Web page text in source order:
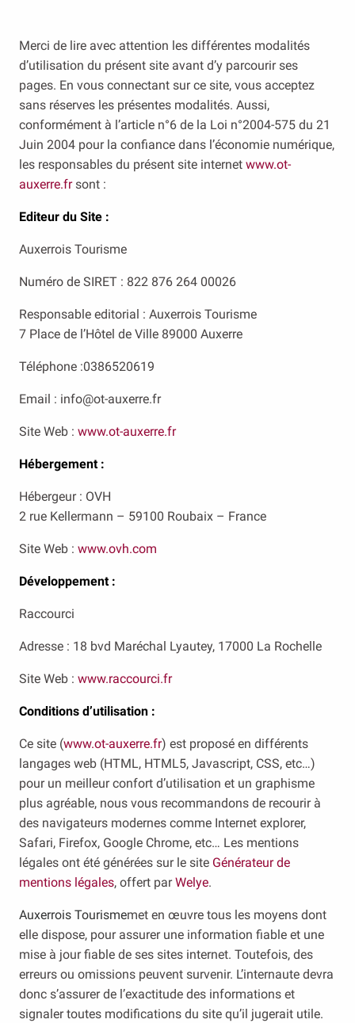
Merci de lire avec attention les différentes modalités
d’utilisation du présent site avant d’y parcourir ses
pages. En vous connectant sur ce site, vous acceptez
sans réserves les présentes modalités. Aussi,
conformément à l’article n°6 de la Loi n°2004-575 du 21
Juin 2004 pour la confiance dans l’économie numérique,
les responsables du présent site internet www.ot-
auxerre.frsont :
Editeur du Site :
Auxerrois Tourisme
Numéro de SIRET : 822 876 264 00026
Responsable editorial : Auxerrois Tourisme
7 Place de l’Hôtel de Ville 89000 Auxerre
Téléphone :0386520619
Email : info@ot-auxerre.fr
Site Web : www.ot-auxerre.fr
Hébergement :
Hébergeur : OVH
2 rue Kellermann – 59100 Roubaix – France
Site Web : www.ovh.com
Développement:
Raccourci
Adresse : 18 bvd Maréchal Lyautey, 17000 La Rochelle
Site Web : www.raccourci.fr
Conditions d’utilisation :
Ce site (www.ot-auxerre.fr) est proposé en différents
langages web (HTML, HTML5, Javascript, CSS, etc…)
pour un meilleur confort d’utilisation et un graphisme
plus agréable, nous vous recommandons de recourir à
des navigateurs modernes comme Internet explorer,
Safari, Firefox, Google Chrome, etc… Les mentions
légales ont été générées sur le site Générateur de
mentions légales, offert parWelye.
Auxerrois Tourismemet en œuvre tous les moyens dont
elle dispose, pour assurer une information fiable et une
mise à jour fiable de ses sites internet. Toutefois, des
erreurs ou omissions peuvent survenir. L’internaute devra
donc s’assurer de l’exactitude des informations et
signaler toutes modifications du site qu’il jugerait utile.